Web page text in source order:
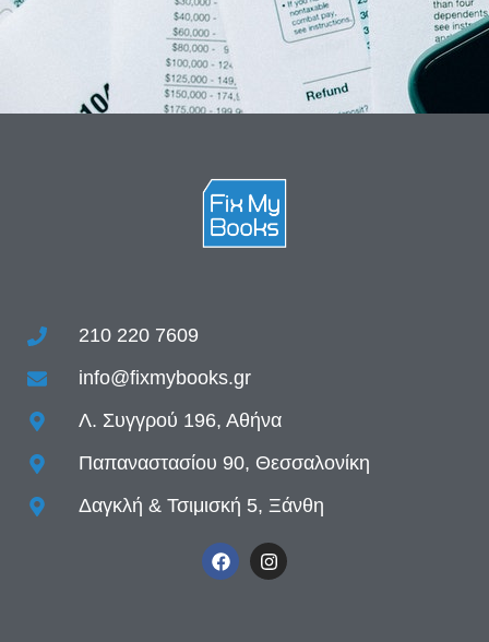
210 220 7609
info@fixmybooks.gr
Λ. Συγγρού 196, Αθήνα
Παπαναστασίου 90, Θεσσαλονίκη
Δαγκλή & Τσιμισκή 5, Ξάνθη